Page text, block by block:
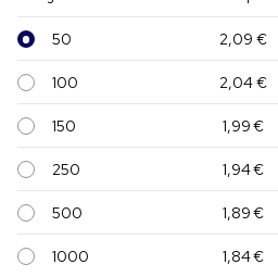
50 2,09 €
100 2,04 €
150 1,99 €
250 1,94 €
500 1,89 €
1000 1,84 €